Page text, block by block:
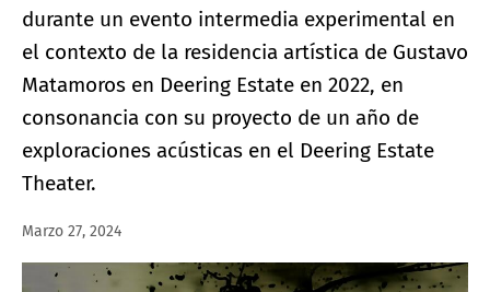
durante un evento intermedia experimental en
el contexto de la residencia artística de Gustavo
Matamoros en Deering Estate en 2022, en
consonancia con su proyecto de un año de
exploraciones acústicas en el Deering Estate
Theater.
Marzo 27, 2024